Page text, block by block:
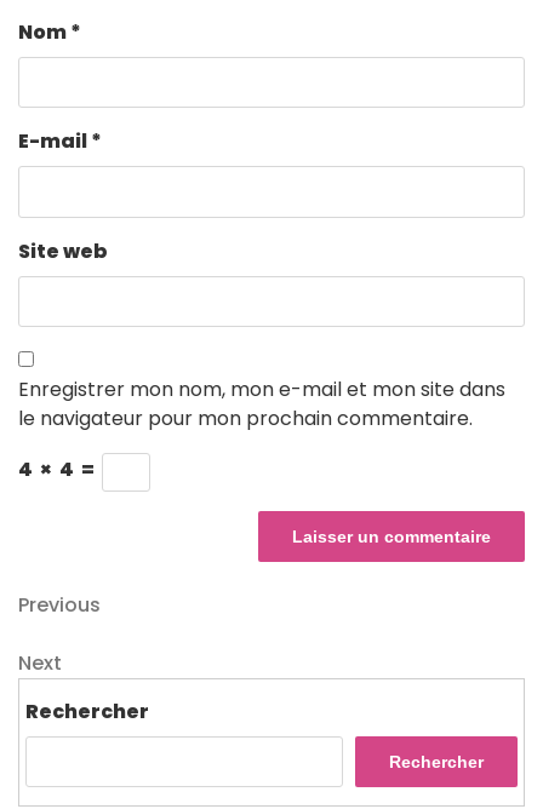
Nom*
E-mail*
Site web
Enregistrer mon nom, mon e-mail et mon site dans
le navigateur pour mon prochain commentaire.
4 × 4 =
Navigation
de
l’article
Previous
Previous
Next
Next
Rechercher
Rechercher